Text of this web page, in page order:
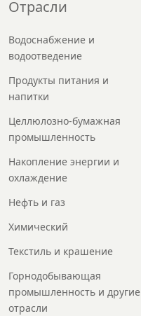
Отрасли
Водоснабжение и
водоотведение
Продукты питания и
напитки
Целлюлозно-бумажная
промышленность
Накопление энергии и
охлаждение
Нефть и газ
Химический
Текстиль и крашение
Горнодобывающая
промышленность и другие
отрасли